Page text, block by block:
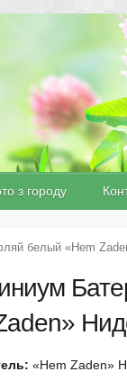
з городу
белый «Hem
«Hem Zaden»